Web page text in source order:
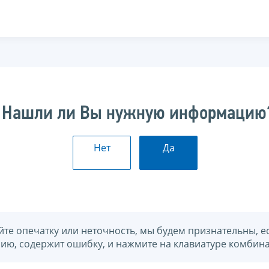
Нашли ли Вы нужную
Нет Да
опечатку или неточность, мы будем признательны,
содержит ошибку, и нажмите на клавиатуре